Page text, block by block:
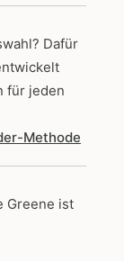
Dafür
für jeden
Methode
Greene ist